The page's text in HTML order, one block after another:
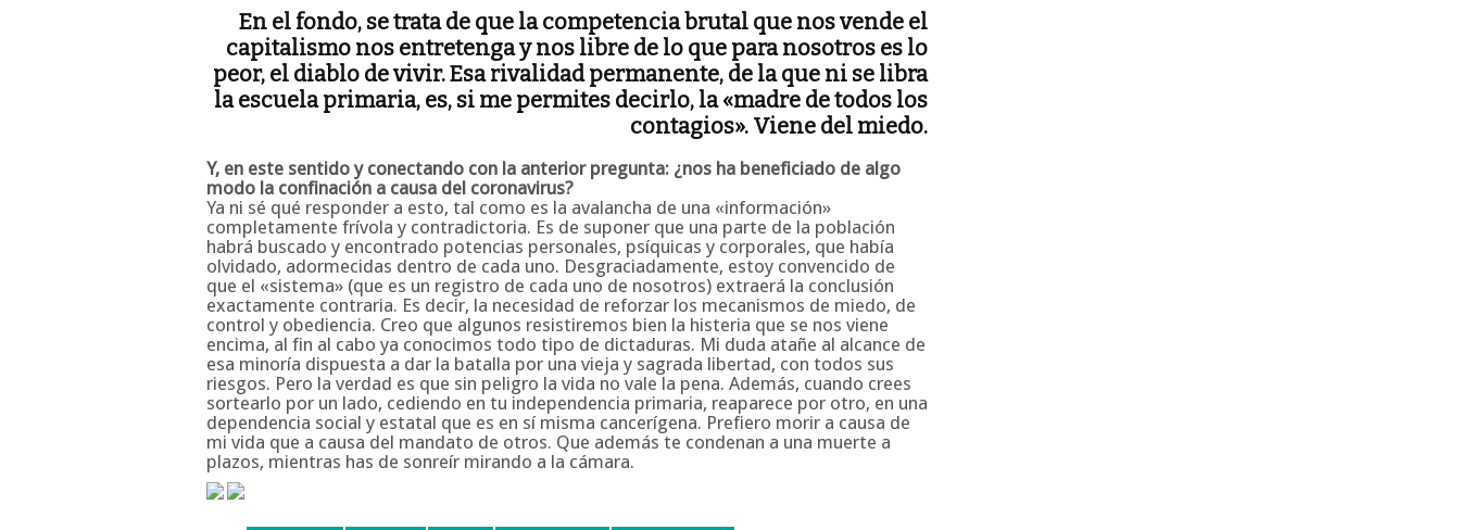
En el fondo, se trata de que la competencia brutal que nos vende el
capitalismo nos entretenga y nos libre de lo que para nosotros es lo
peor, el diablo de vivir. Esa rivalidad permanente, de la que ni se libra
la escuela primaria, es, si me permites decirlo, la «madre de todos los
contagios». Viene del miedo.
Y, en este sentido y conectando con la anterior pregunta: ¿nos ha beneficiado de algo
modo la confinación a causa del coronavirus?
Ya ni sé qué responder a esto, tal como es la avalancha de una «información»
completamente frívola y contradictoria. Es de suponer que una parte de la población
habrá buscado y encontrado potencias personales, psíquicas y corporales, que había
olvidado, adormecidas dentro de cada uno. Desgraciadamente, estoy convencido de
que el «sistema» (que es un registro de cada uno de nosotros) extraerá la conclusión
exactamente contraria. Es decir, la necesidad de reforzar los mecanismos de miedo, de
control y obediencia. Creo que algunos resistiremos bien la histeria que se nos viene
encima, al fin al cabo ya conocimos todo tipo de dictaduras. Mi duda atañe al alcance de
esa minoría dispuesta a dar la batalla por una vieja y sagrada libertad, con todos sus
riesgos. Pero la verdad es que sin peligro la vida no vale la pena. Además, cuando crees
sortearlo por un lado, cediendo en tu independencia primaria, reaparece por otro, en una
dependencia social y estatal que es en sí misma cancerígena. Prefiero morir a causa de
mi vida que a causa del mandato de otros. Que además te condenan a una muerte a
plazos, mientras has de sonreír mirando a la cámara.